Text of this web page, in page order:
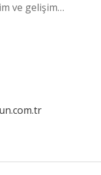
ve gelişim…